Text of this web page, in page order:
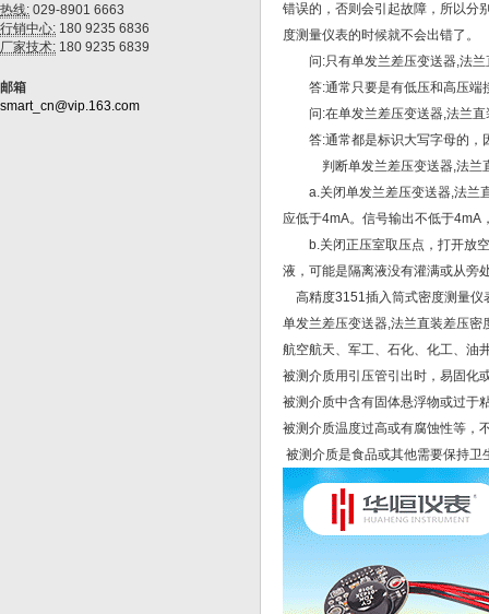
热线: 029-8901 6663
行销中心: 180 9235 6836
厂家技术: 180 9235 6839
邮箱
smart_cn@vip.163.com
错误的，否则会引起故障，所以分
度测量仪表的时候就不会出错了。
问:只有单发兰差压变送器,法兰
答:通常只要是有低压和高压端
问:在单发兰差压变送器,法兰直
答:通常都是标识大写字母的，
判断单发兰差压变送器,法兰直
a.关闭单发兰差压变送器,法兰直
应低于4mA。信号输出不低于4mA
b.关闭正压室取压点，打开放空
液，可能是隔离液没有灌满或从旁
高精度3151插入筒式密度测量仪
单发兰差压变送器,法兰直装差压
航空航天、军工、石化、化工、油
被测介质用引压管引出时，易固化
被测介质中含有固体悬浮物或过于
被测介质温度过高或有腐蚀性等，
被测介质是食品或其他需要保持卫